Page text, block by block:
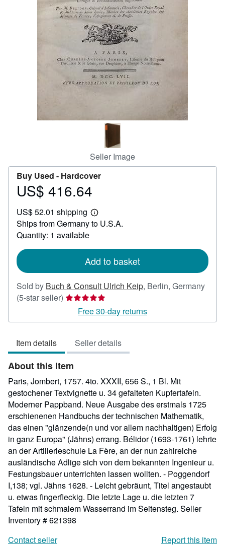
CLOSE
Seller Image
Buy Used - Hardcover
Price
416.64
US$ 416.64
US$ 52.01 shipping
Learn
more
Ships from Germany to U.S.A.
Quantity: 1 available
Add to basket
Sold by Buch & Consult Ulrich Keip, Berlin, Germany
(5-star seller) Seller
rating
5
5
stars
Free 30-day returns
Item details Seller details
About this Item
Paris, Jombert, 1757. 4to. XXXII, 656 S., 1 Bl. Mit
gestochener Textvignette u. 34 gefalteten Kupfertafeln.
Moderner Pappband. Neue Ausgabe des erstmals 1725
erschienenen Handbuchs der technischen Mathematik,
das einen "glänzende(n und vor allem nachhaltigen) Erfolg
in ganz Europa" (Jähns) errang. Bélidor (1693-1761) lehrte
an der Artillerieschule La Fère, an der nun zahlreiche
ausländische Adlige sich von dem bekannten Ingenieur u.
Festungsbauer unterrichten lassen wollten. - Poggendorf
I,138; vgl. Jähns 1628. - Leicht gebräunt, Titel angestaubt
u. etwas fingerfleckig. Die letzte Lage u. die letzten 7
Tafeln mit schmalem Wasserrand im Seitensteg. Seller
Inventory # 621398
Contact seller
Report this item